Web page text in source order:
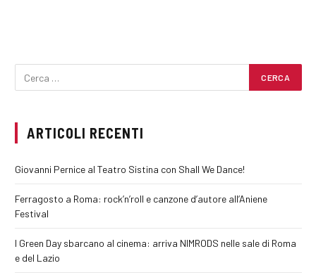
ARTICOLI RECENTI
Giovanni Pernice al Teatro Sistina con Shall We Dance!
Ferragosto a Roma: rock’n’roll e canzone d’autore all’Aniene
Festival
I Green Day sbarcano al cinema: arriva NIMRODS nelle sale di Roma
e del Lazio